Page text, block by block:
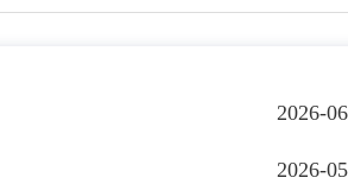
2026-
2026-